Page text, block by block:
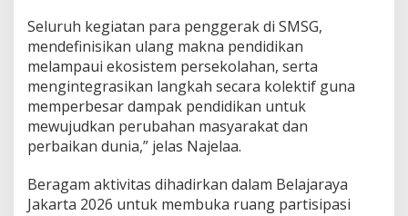
Seluruh kegiatan para penggerak di SMSG,
mendefinisikan ulang makna pendidikan
melampaui ekosistem persekolahan, serta
mengintegrasikan langkah secara kolektif guna
memperbesar dampak pendidikan untuk
mewujudkan perubahan masyarakat dan
perbaikan dunia,” jelas Najelaa.
Beragam aktivitas dihadirkan dalam Belajaraya
Jakarta 2026 untuk membuka ruang partisipasi